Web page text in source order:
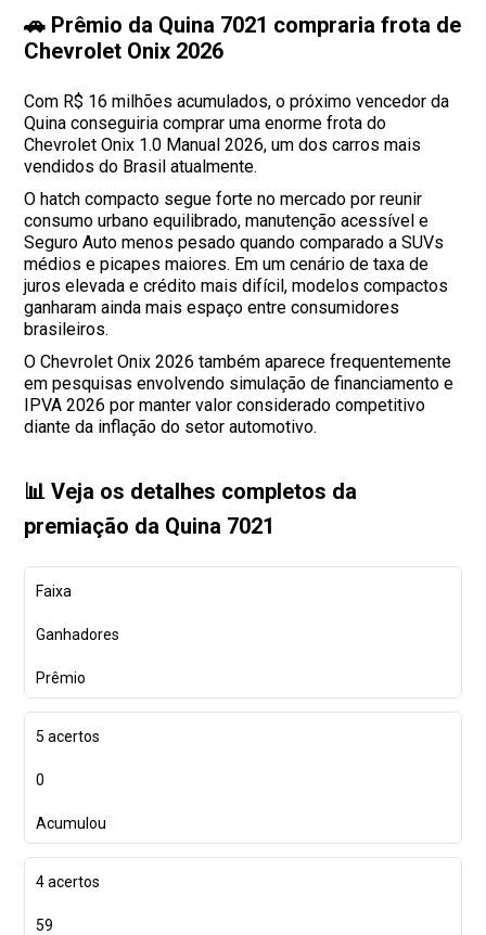
🚗 Prêmio da Quina 7021 compraria frota de
Chevrolet Onix 2026
Com R$ 16 milhões acumulados, o próximo vencedor da
Quina conseguiria comprar uma enorme frota do
Chevrolet Onix 1.0 Manual 2026, um dos carros mais
vendidos do Brasil atualmente.
O hatch compacto segue forte no mercado por reunir
consumo urbano equilibrado, manutenção acessível e
Seguro Auto menos pesado quando comparado a SUVs
médios e picapes maiores. Em um cenário de taxa de
juros elevada e crédito mais difícil, modelos compactos
ganharam ainda mais espaço entre consumidores
brasileiros.
O Chevrolet Onix 2026 também aparece frequentemente
em pesquisas envolvendo simulação de financiamento e
IPVA 2026 por manter valor considerado competitivo
diante da inflação do setor automotivo.
📊 Veja os detalhes completos da
premiação da Quina 7021
Faixa
Ganhadores
Prêmio
5 acertos
0
Acumulou
4 acertos
59